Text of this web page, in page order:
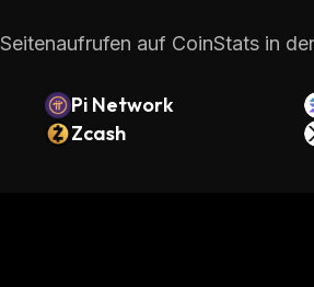
auf CoinStats in
Pi Network
Zcash